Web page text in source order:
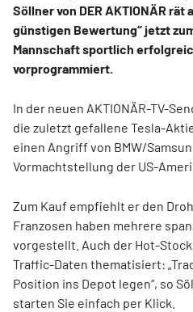
Söllner von DER AKTIONÄR
günstigen Bewertung“ jetzt
Mannschaft sportlich
vorprogrammiert.
In der neuen AKTIONÄR-TV-
die zuletzt gefallene Tesla-
einen Angriff von BMW/
Vormachtstellung der US-
Zum Kauf empfiehlt er den
Franzosen haben mehrere
vorgestellt. Auch der Hot-
Traffic-Daten thematisiert:
Position ins Depot legen“, so
starten Sie einfach per Klick.